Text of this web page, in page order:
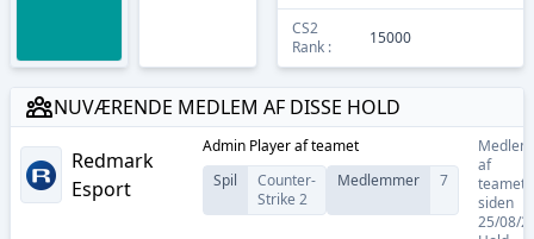
CS2
Rank :
15000
NUVÆRENDE MEDLEM AF DISSE HOLD
Redmark
Esport
Admin Playeraf teamet
Spil
Counter-
Strike 2
Medlemmer 7
Medlem
af
teamet:
siden
25/08/